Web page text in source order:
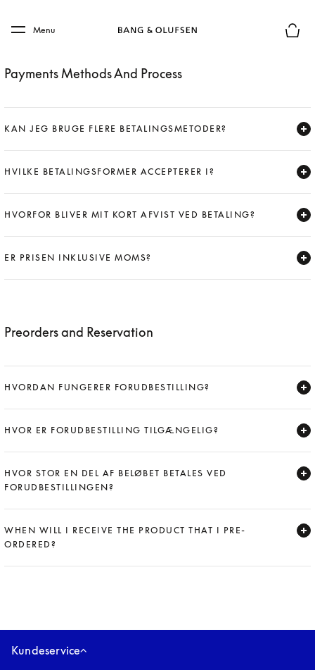
Skip to main footer
Menu
Payments Methods And Process
KAN JEG BRUGE FLERE BETALINGSMETODER?
HVILKE BETALINGSFORMER ACCEPTERER I?
HVORFOR BLIVER MIT KORT AFVIST VED BETALING?
ER PRISEN INKLUSIVE MOMS?
Preorders and Reservation
HVORDAN FUNGERER FORUDBESTILLING?
HVOR ER FORUDBESTILLING TILGÆNGELIG?
HVOR STOR EN DEL AF BELØBET BETALES VED
FORUDBESTILLINGEN?
WHEN WILL I RECEIVE THE PRODUCT THAT I PRE-
ORDERED?
Kundeservice